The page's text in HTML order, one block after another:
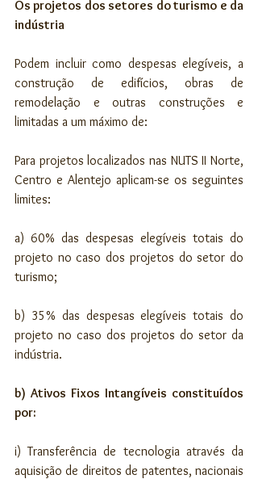
Os projetos dos setores do turismo e da
indústria
Podem incluir como despesas elegíveis, a
construção de edifícios, obras de
remodelação e outras construções e
limitadas a um máximo de:
Para projetos localizados nas NUTS II Norte,
Centro e Alentejo aplicam-se os seguintes
limites:
a) 60% das despesas elegíveis totais do
projeto no caso dos projetos do setor do
turismo;
b) 35% das despesas elegíveis totais do
projeto no caso dos projetos do setor da
indústria.
b) Ativos Fixos Intangíveis constituídos
por:
i) Transferência de tecnologia através da
aquisição de direitos de patentes, nacionais